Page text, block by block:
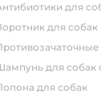
антибиотики для
воротник для собак
шампунь для
попона для собак